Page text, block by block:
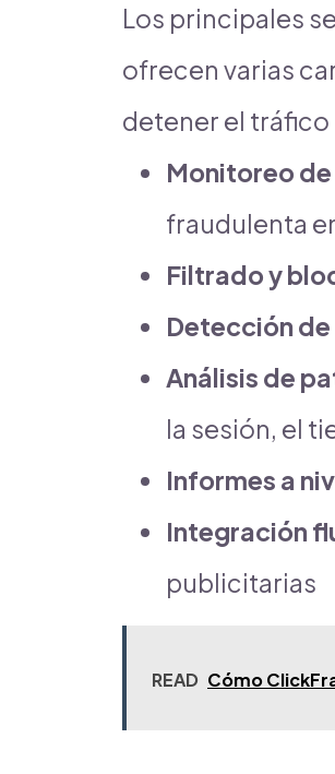
Los principales
ofrecen varias
detener el tráfico
Monitoreo
fraudulenta
Filtrado y
Detección de
Análisis de
la sesión, el
Informes a
Integración
publicitarias
READ Cómo